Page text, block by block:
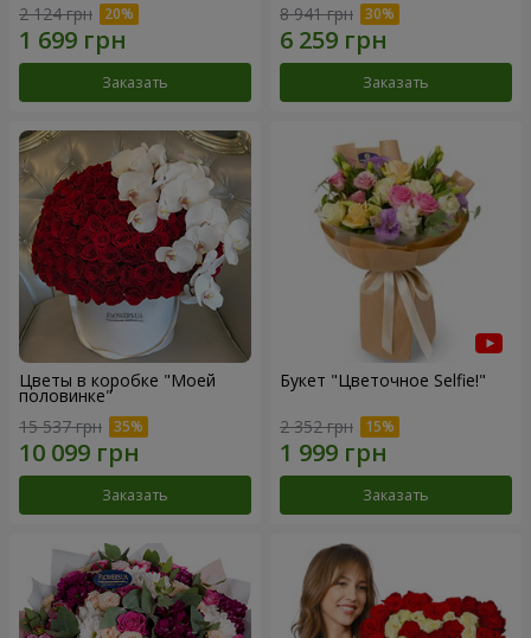
2 124 грн
Заказать
8 941 грн
Заказать
Цветы в коробке "Моей
половинке"
15 537 грн
Заказать
Букет "Цветочное Selfie!"
2 352 грн
Заказать